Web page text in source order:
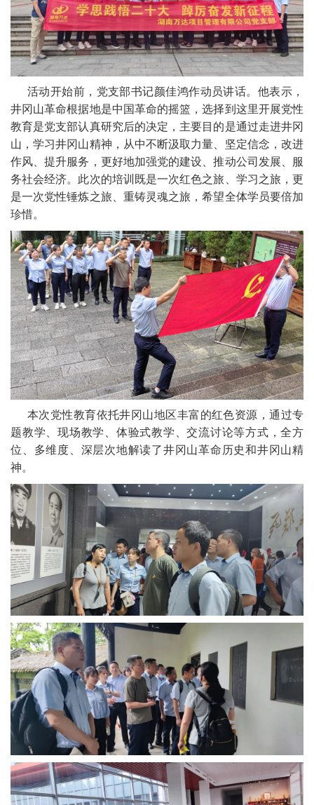
活动开始前，党支部书记颜佳鸿作动员讲话。他表示，
井冈山革命根据地是中国革命的摇篮，选择到这里开展党性
教育是党支部认真研究后的决定，主要目的是通过走进井冈
山，学习井冈山精神，从中不断汲取力量、坚定信念，改进
作风、提升服务，更好地加强党的建设、推动公司发展、服
务社会经济。此次的培训既是一次红色之旅、学习之旅，更
是一次党性锤炼之旅、重铸灵魂之旅，希望全体学员要倍加
珍惜。
本次党性教育依托井冈山地区丰富的红色资源，通过专
题教学、现场教学、体验式教学、交流讨论等方式，全方
位、多维度、深层次地解读了井冈山革命历史和井冈山精
神。